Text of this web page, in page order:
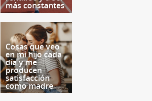
más constantes
Cosas que veo
en mi hijo cada
día y me
producen
satisfacción
como madre